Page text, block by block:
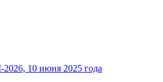
10 июня 2025 года